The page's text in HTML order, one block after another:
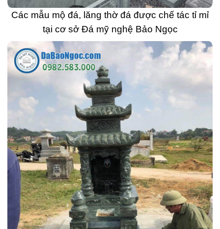
Các mẫu mộ đá, lăng thờ đá được chế tác tỉ mỉ
tại cơ sở Đá mỹ nghệ Bảo Ngọc